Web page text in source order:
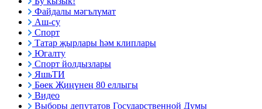
Файдалы мәгълүмат
Аш-су
Спорт
Татар җырлары һәм клиплары
Югалту
Спорт йолдызлары
ЯшьТИ
Бөек Җиңүнең 80 еллыгы
Видео
Выборы депутатов Государственной Думы